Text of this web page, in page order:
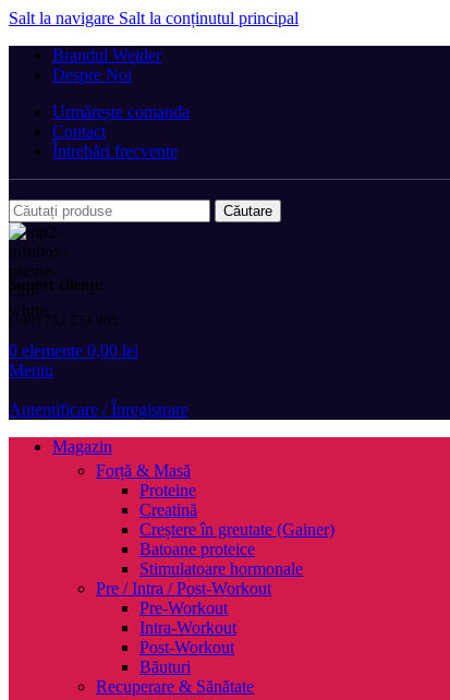
Salt la navigare Salt la conținutul principal
Brandul Weider
Despre Noi
Urmărește comanda
Contact
Întrebări frecvente
Căutare
Suport clienți:
(+40) 752 233 905
0 elemente 0,00 lei
Meniu
Autentificare / Înregistrare
Magazin
Forță & Masă
Proteine
Creatină
Creștere în greutate (Gainer)
Batoane proteice
Stimulatoare hormonale
Pre / Intra / Post-Workout
Pre-Workout
Intra-Workout
Post-Workout
Băuturi
Recuperare & Sănătate